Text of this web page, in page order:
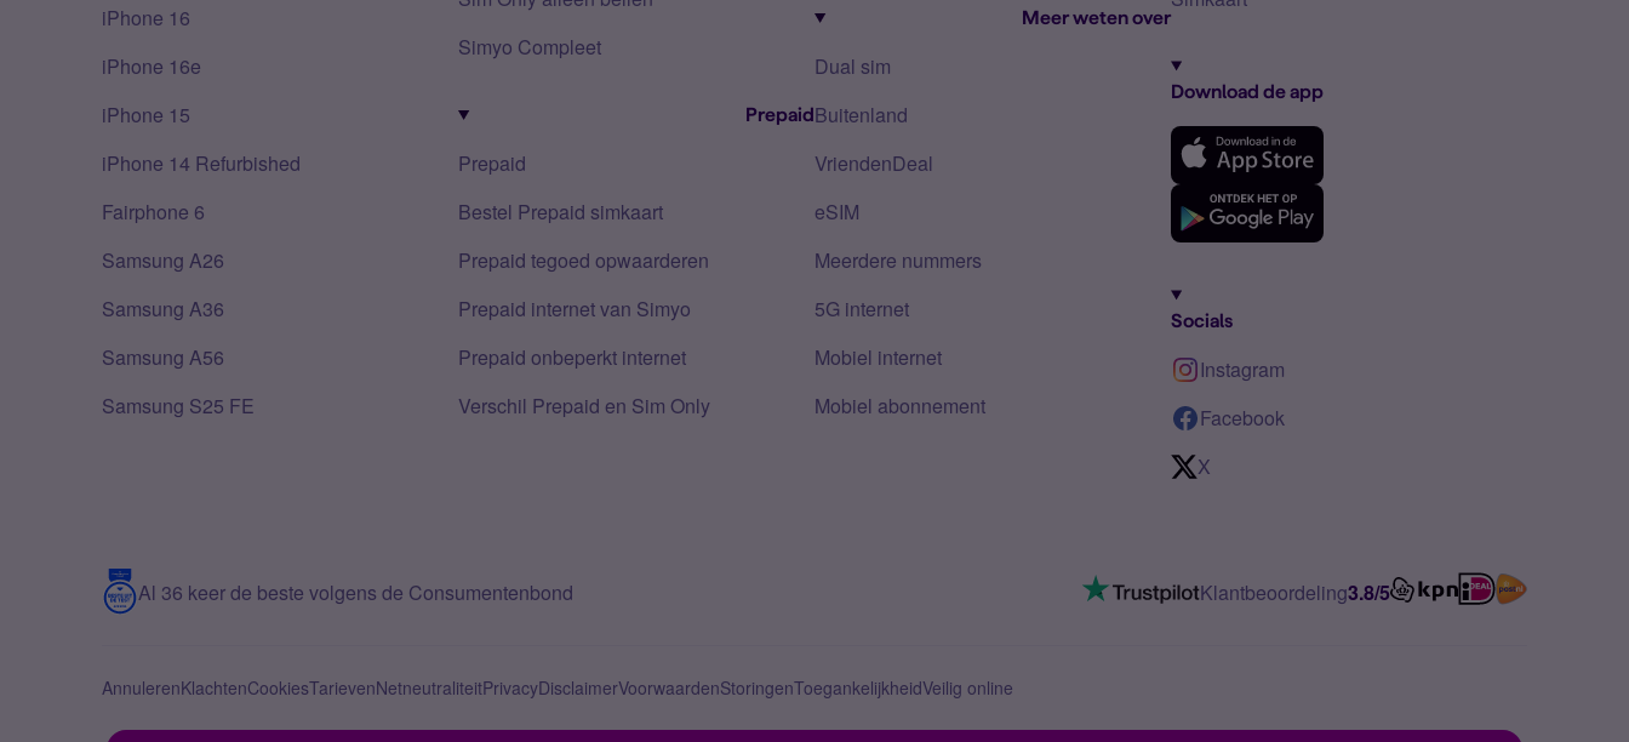
iPhone 16
iPhone 16e
iPhone 15
iPhone 14 Refurbished
Fairphone 6
Samsung A26
Samsung A36
Samsung A56
Samsung S25 FE
Simyo Compleet
Prepaid
Prepaid
Bestel Prepaid simkaart
Prepaid tegoed opwaarderen
Prepaid internet van Simyo
Prepaid onbeperkt internet
Verschil Prepaid en Sim Only
Meer weten over
Dual sim
Buitenland
VriendenDeal
eSIM
Meerdere nummers
5G internet
Mobiel internet
Mobiel abonnement
Download de app
Socials
Instagram
Facebook
X
Al 36 keer de beste volgens de Consumentenbond Klantbeoordeling3.8/5
AnnulerenKlachtenCookiesTarievenNetneutraliteitPrivacyDisclaimerVoorwaardenStoringenToegankelijkheidVeilig online